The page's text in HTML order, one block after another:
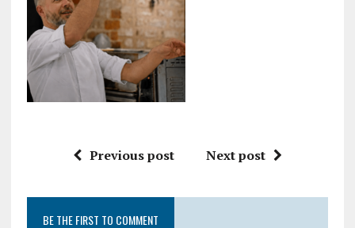
Previous post Next post
BE THE FIRST TO COMMENT